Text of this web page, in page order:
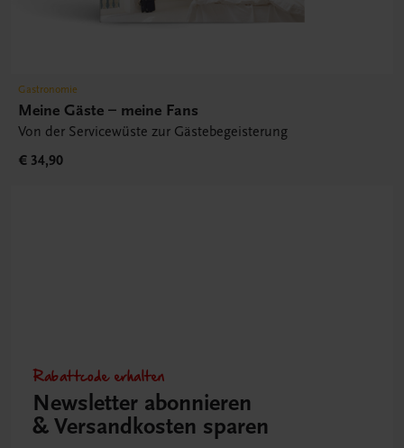
Gastronomie
Meine Gäste – meine Fans
Von der Servicewüste zur Gästebegeisterung
€ 34,90
Rabattcode erhalten
Newsletter abonnieren
& Versandkosten sparen